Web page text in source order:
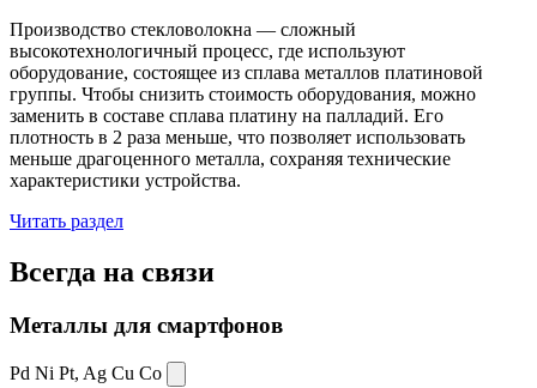
Производство стекловолокна — сложный
высокотехнологичный процесс, где используют
оборудование, состоящее из сплава металлов платиновой
группы. Чтобы снизить стоимость оборудования, можно
заменить в составе сплава платину на палладий. Его
плотность в 2 раза меньше, что позволяет использовать
меньше драгоценного металла, сохраняя технические
характеристики устройства.
Читать раздел
Всегда на связи
Металлы для смартфонов
Pd Ni Pt, Ag Cu Co